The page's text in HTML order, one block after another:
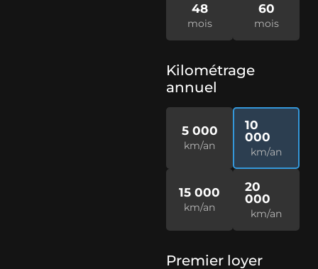
48
mois
60
mois
Kilométrage
annuel
5 000
km/an
10
000
km/an
15 000
km/an
20
000
km/an
Premier loyer